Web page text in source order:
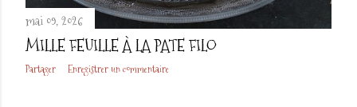
mai 09, 2026
MILLE FEUILLE À LA PATE FILO
Partager Enregistrer un commentaire